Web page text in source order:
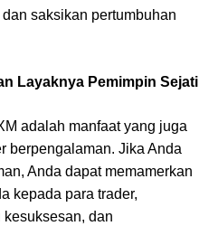
saksikan pertumbuhan
Layaknya Pemimpin Sejati
adalah manfaat yang juga
berpengalaman. Jika Anda
Anda dapat memamerkan
kepada para trader,
dan